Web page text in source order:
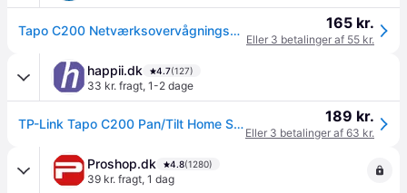
Tapo C200 Netværksovervågningskamera 1920 x 1080 --> På lager, levering hos dig 10-08-2026 165 kr.
Eller 3 betalinger af 55 kr.
happii.dk 4.7(127)
33 kr. fragt, 1-2 dage
TP-Link Tapo C200 Pan/Tilt Home Security Wi-Fi Camera 189 kr.
Eller 3 betalinger af 63 kr.
Proshop.dk 4.8(1280)
39 kr. fragt, 1 dag